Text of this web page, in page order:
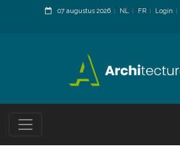
07 augustus 2026 NL FR
Login